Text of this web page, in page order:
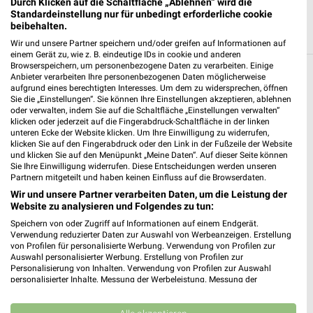
Weitere EURONICS Geschäfte mit
Angeboten in und um Aue
5 Geschäfte und Orte
EURONICS Weichhold
Bahnhofstraße 20
08280 Aue
220,21 km
EURONICS Bauer
Bockauer Talstr. 2-4
Standardeinstellung nur für unbedingt erforderliche cookie
beibehalten.
Wir und unsere Partner speichern und/oder greifen auf Informationen auf
einem Gerät zu, wie z. B. eindeutige IDs in cookie und anderen
Browserspeichern, um personenbezogene Daten zu verarbeiten. Einige
Anbieter verarbeiten Ihre personenbezogenen Daten möglicherweise
aufgrund eines berechtigten Interesses. Um dem zu widersprechen, öffnen
Sie die „Einstellungen“. Sie können Ihre Einstellungen akzeptieren, ablehnen
oder verwalten, indem Sie auf die Schaltfläche „Einstellungen verwalten“
klicken oder jederzeit auf die Fingerabdruck-Schaltfläche in der linken
unteren Ecke der Website klicken. Um Ihre Einwilligung zu widerrufen,
klicken Sie auf den Fingerabdruck oder den Link in der Fußzeile der Website
und klicken Sie auf den Menüpunkt „Meine Daten“. Auf dieser Seite können
Sie Ihre Einwilligung widerrufen. Diese Entscheidungen werden unseren
Partnern mitgeteilt und haben keinen Einfluss auf die Browserdaten.
Wir und unsere Partner verarbeiten Daten, um die Leistung der
Website zu analysieren und Folgendes zu tun:
Speichern von oder Zugriff auf Informationen auf einem Endgerät.
Verwendung reduzierter Daten zur Auswahl von Werbeanzeigen. Erstellung
von Profilen für personalisierte Werbung. Verwendung von Profilen zur
Auswahl personalisierter Werbung. Erstellung von Profilen zur
Personalisierung von Inhalten. Verwendung von Profilen zur Auswahl
personalisierter Inhalte. Messung der Werbeleistung. Messung der
Kombinationen von Daten aus verschiedenen Quellen. Entwicklung und